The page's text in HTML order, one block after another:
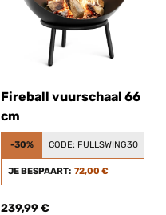
Fireball vuurschaal 66
cm
-30% CODE: FULLSWING30
JE BESPAART: 72,00 €
239,99 €